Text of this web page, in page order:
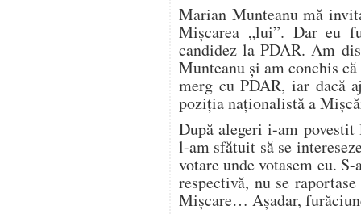
Marian Munteanu mă
Mișcarea „lui”. Dar eu
candidez la PDAR. Am
Munteanu și am conchis
merg cu PDAR, iar dacă
poziția naționalistă a
După alegeri i-am
l-am sfătuit să se
votare unde votasem eu.
respectivă, nu se
Mișcare… Așadar,